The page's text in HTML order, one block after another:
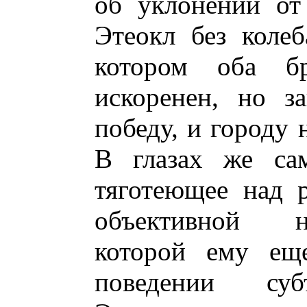
Этеокл без
котором оба
искоренен, но
победу, и городу
В глазах же
тяготеющее над
объективной
которой ему
поведении